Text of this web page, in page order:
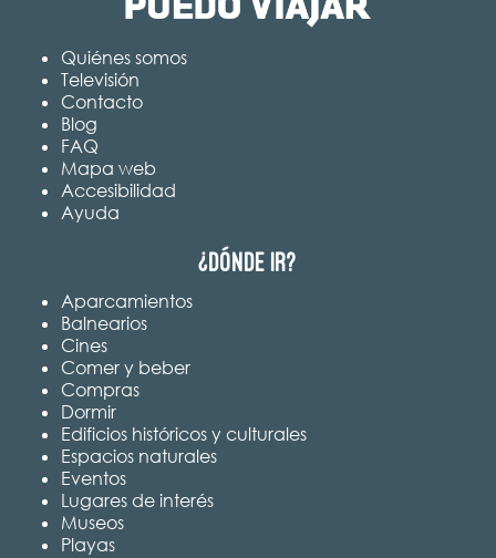
Quiénes somos
Televisión
Contacto
Blog
FAQ
Mapa web
Accesibilidad
Ayuda
¿Dónde ir?
Aparcamientos
Balnearios
Cines
Comer y beber
Compras
Dormir
Edificios históricos y culturales
Espacios naturales
Eventos
Lugares de interés
Museos
Playas